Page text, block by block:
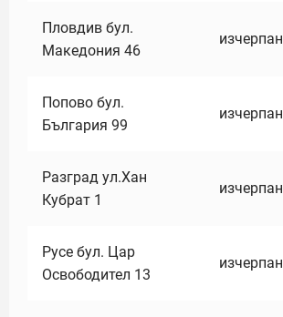
Пловдив бул.
Македония 46
изчерпан
Попово бул.
България 99
изчерпан
Разград ул.Хан
Кубрат 1
изчерпан
Русе бул. Цар
Освободител 13
изчерпан